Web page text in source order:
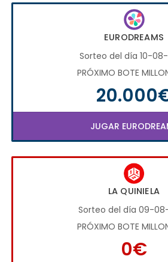
EURODREAMS
Sorteo del día 10-
PRÓXIMO BOTE
JUGAR
LA QUINIELA
Sorteo del día 09-
PRÓXIMO BOTE
0€